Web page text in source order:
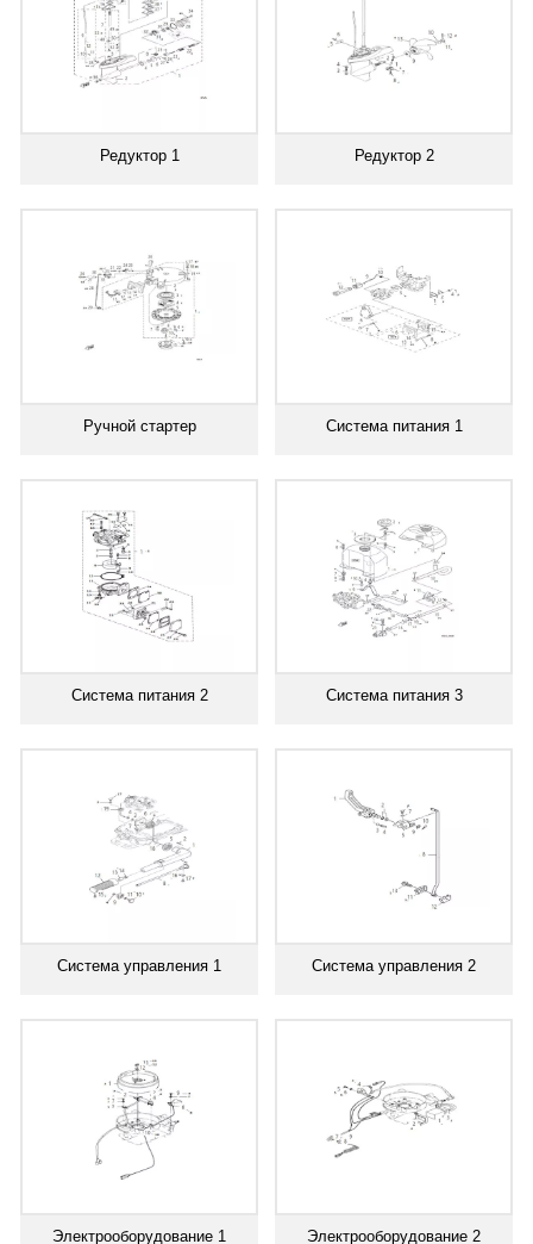
Редуктор 1 Редуктор 2
Ручной стартер Система питания 1
Система питания 2 Система питания 3
Система управления 1 Система управления 2
Электрооборудование 1 Электрооборудование 2